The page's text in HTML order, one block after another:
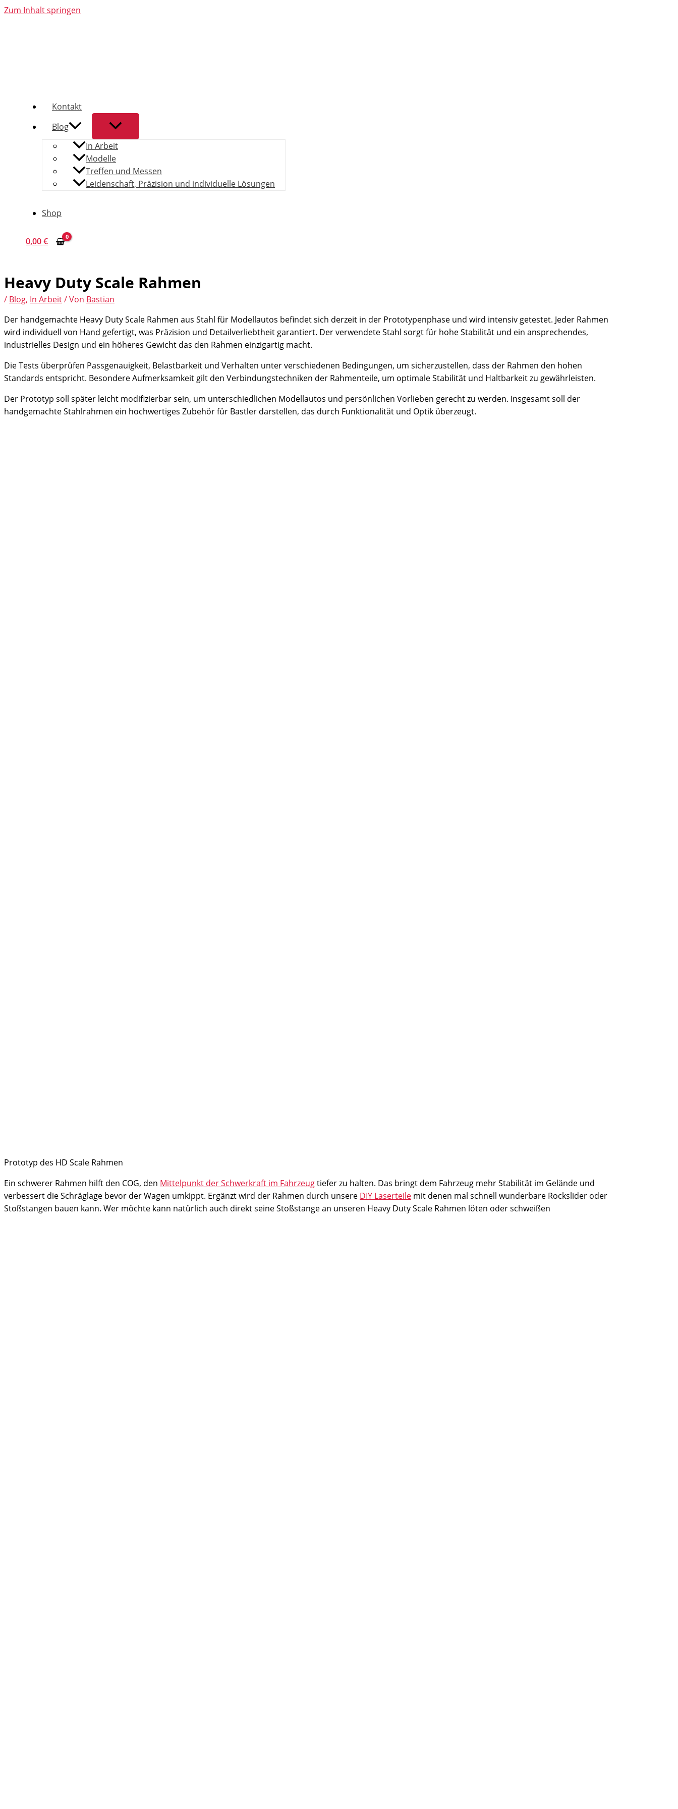
Zum Inhalt springen
Kontakt
Blog
In Arbeit
Modelle
Treffen und Messen
Leidenschaft, Präzision und individuelle Lösungen
Shop
0,00€
Heavy Duty Scale Rahmen​
/ Blog, In Arbeit/ Von Bastian
Der handgemachte Heavy Duty Scale Rahmen aus Stahl für Modellautos befindet sich derzeit in der Prototypenphase und wird intensiv getestet. Jeder Rahmen
wird individuell von Hand gefertigt, was Präzision und Detailverliebtheit garantiert. Der verwendete Stahl sorgt für hohe Stabilität und ein ansprechendes,
industrielles Design und ein höheres Gewicht das den Rahmen einzigartig macht.
Die Tests überprüfen Passgenauigkeit, Belastbarkeit und Verhalten unter verschiedenen Bedingungen, um sicherzustellen, dass der Rahmen den hohen
Standards entspricht. Besondere Aufmerksamkeit gilt den Verbindungstechniken der Rahmenteile, um optimale Stabilität und Haltbarkeit zu gewährleisten.
Der Prototyp soll später leicht modifizierbar sein, um unterschiedlichen Modellautos und persönlichen Vorlieben gerecht zu werden. Insgesamt soll der
handgemachte Stahlrahmen ein hochwertiges Zubehör für Bastler darstellen, das durch Funktionalität und Optik überzeugt.
Prototyp des HD Scale Rahmen
Ein schwerer Rahmen hilft den COG, den Mittelpunkt der Schwerkraft im Fahrzeugtiefer zu halten. Das bringt dem Fahrzeug mehr Stabilität im Gelände und
verbessert die Schräglage bevor der Wagen umkippt. Ergänzt wird der Rahmen durch unsere DIY Laserteile mit denen mal schnell wunderbare Rockslider oder
Stoßstangen bauen kann. Wer möchte kann natürlich auch direkt seine Stoßstange an unseren Heavy Duty Scale Rahmen löten oder schweißen